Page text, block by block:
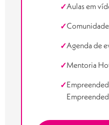
✓Aulas em
✓
✓Agenda de
✓Mentoria
✓